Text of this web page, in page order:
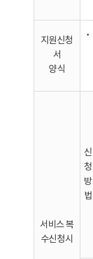
지원신청
서
양식
서비스 복
수신청시
신
청
방
법